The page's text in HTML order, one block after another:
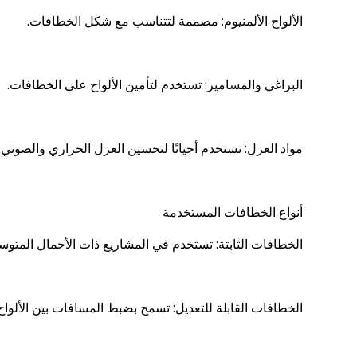
الألواح الألمنيوم: مصممة لتتناسب مع شكل الخطافات.
البراغي والمسامير: تستخدم لتأمين الألواح على الخطافات.
مواد العزل: تستخدم أحيانًا لتحسين العزل الحراري
أنواع الخطافات المستخدمة
الخطافات الثابتة: تستخدم في المشاريع ذات الأحمال
الخطافات القابلة للتعديل: تسمح بضبط المسافات بين